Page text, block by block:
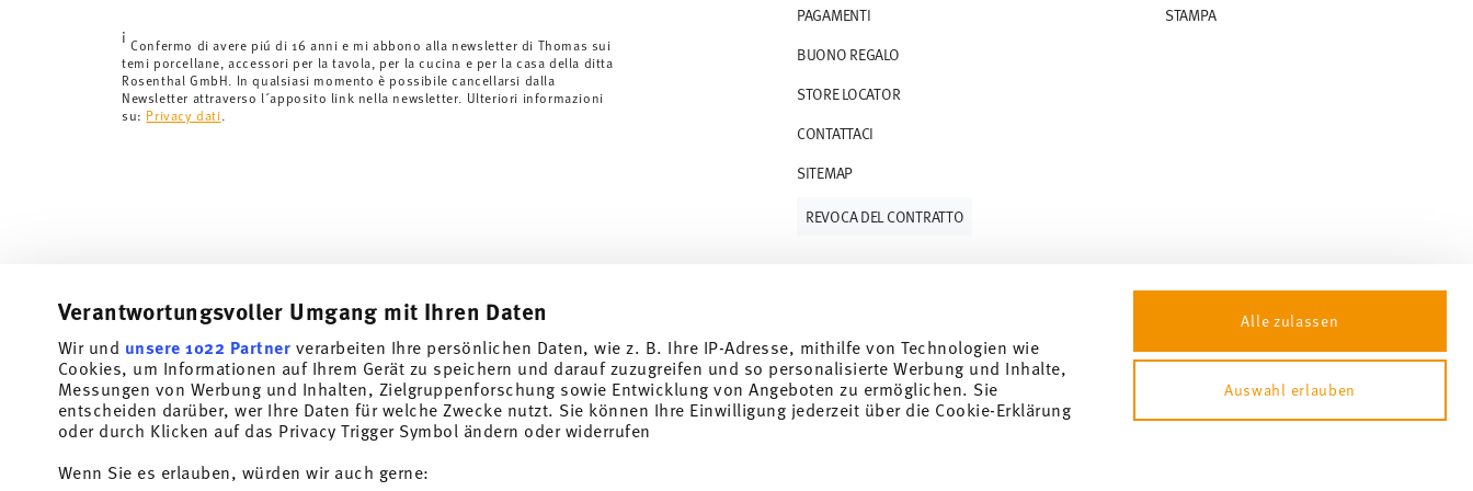
Verantwortungsvoller Umgang mit Ihren Daten
Wir und unsere 1022 Partner verarbeiten Ihre persönlichen Daten, wie z. B. Ihre IP-Adresse, mithilfe von Technologien wie
Cookies, um Informationen auf Ihrem Gerät zu speichern und darauf zuzugreifen und so personalisierte Werbung und Inhalte,
Messungen von Werbung und Inhalten, Zielgruppenforschung sowie Entwicklung von Angeboten zu ermöglichen. Sie
entscheiden darüber, wer Ihre Daten für welche Zwecke nutzt. Sie können Ihre Einwilligung jederzeit über die Cookie-Erklärung
oder durch Klicken auf das Privacy Trigger Symbol ändern oder widerrufen
Wenn Sie es erlauben, würden wir auch gerne:
Alle zulassen
Auswahl erlauben
Tempi di spedizione in Italia:5-7 giorni lavorativi per gli articoli in stock. Puoi visualizzare i tempi
di consegna per altri paesiqui.
Fornitore del servizio di spedizione:Spediamo con UPS (consegna standard) in Italia.
TracciabilitàRiceverete un codice di tracciamento via e-mail non appena il vostro pacco verrà
i Confermo di avere piú di 16 anni e mi abbono alla newsletter di Thomas sui
temi porcellane, accessori per la tavola, per la cucina e per la casa della ditta
Rosenthal GmbH. In qualsiasi momento è possibile cancellarsi dalla
Newsletter attraverso l´apposito link nella newsletter. Ulteriori informazioni
su: Privacy dati
PAGAMENTI
BUONO REGALO
STORE LOCATOR
CONTATTACI
SITEMAP
STAMPA
REVOCA DEL CONTRATTO
Iscriviti alla nostra newsletter e ricevi il 10% di sconto!
Tieniti informato su novità, tendenze e offerte speciali.